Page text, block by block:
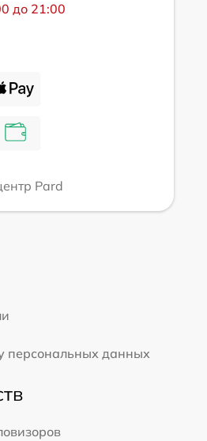
до 21:00
Pard
персональных данных